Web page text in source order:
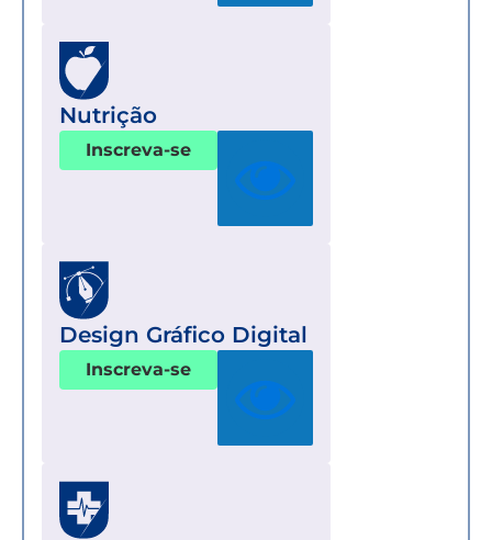
Nutrição
Inscreva-se
Design Gráfico Digital
Inscreva-se